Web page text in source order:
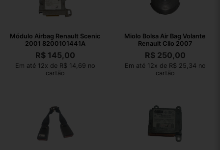
Módulo Airbag Renault Scenic
2001 8200101441A
R$145,00
Em até 12x de R$ 14,69 no
cartão
Miolo Bolsa Air Bag Volante
Renault Clio 2007
R$250,00
Em até 12x de R$ 25,34 no
cartão